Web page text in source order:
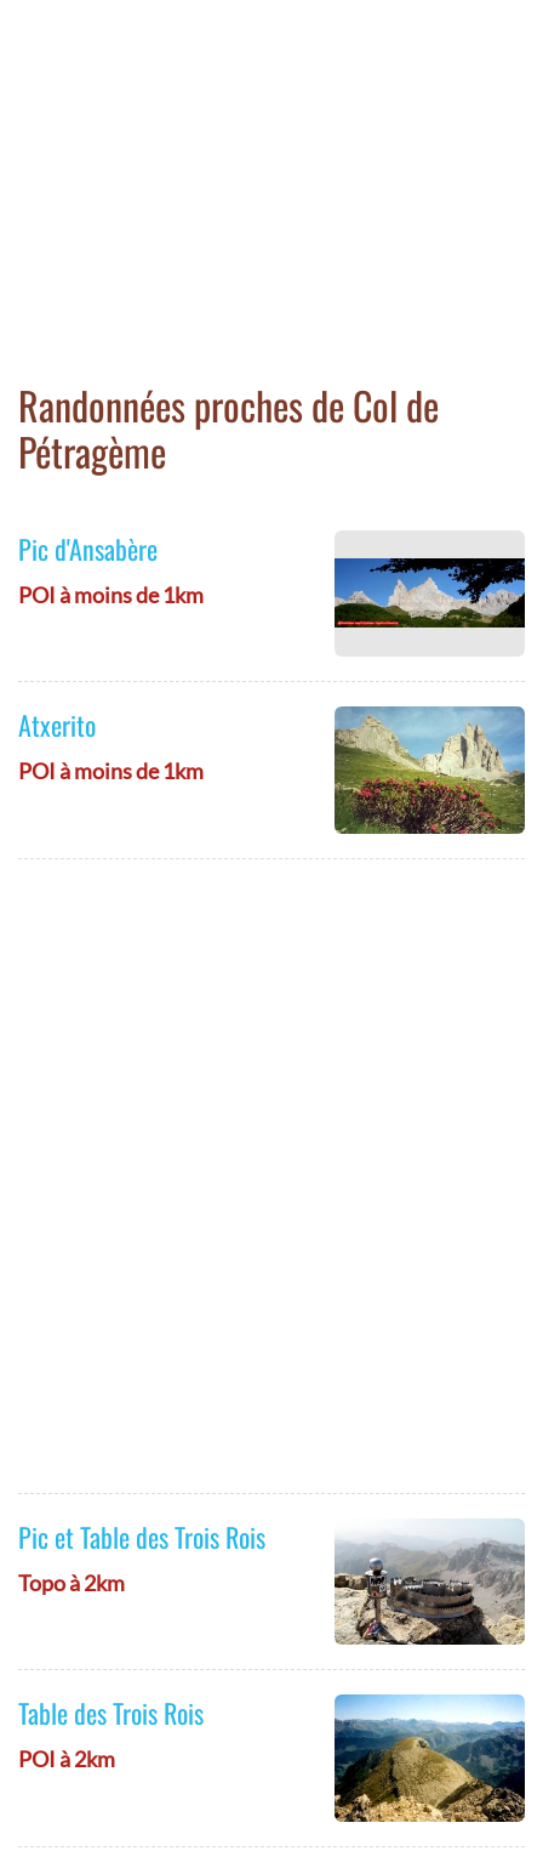
Randonnées proches de Col de
Pétragème
Pic d'Ansabère
POI à moins de 1km
Atxerito
POI à moins de 1km
Pic et Table des Trois Rois
Topo à 2km
Table des Trois Rois
POI à 2km